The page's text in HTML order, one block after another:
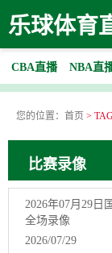
乐球体育
CBA直播 NBA直
您的位置： 首页 >
比赛录像
2026年07月29日
全场录像
2026/07/29